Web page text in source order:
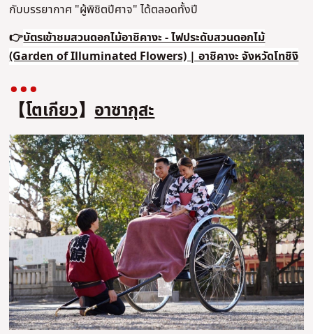
กับบรรยากาศ "ผู้พิชิตปีศาจ" ได้ตลอดทั้งปี
👉บัตรเข้าชมสวนดอกไม้อาชิคางะ - ไฟประดับสวนดอกไม้
(Garden of Illuminated Flowers) | อาชิคางะ จังหวัดโทชิงิ
【โตเกียว】อาซากุสะ